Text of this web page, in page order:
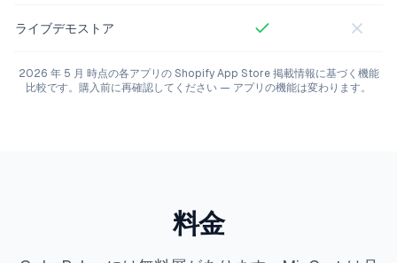
ライブデモストア
2026 年 5 月 時点の各アプリの Shopify App Store 掲載情報に基づく機能
比較です。購入前に再確認してください — アプリの機能は変わります。
料金